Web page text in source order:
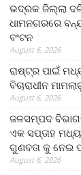
ଭଦ୍ରକ ଜିଲ୍ଲା
ଧାମନଗରରେ
ବଂଟନ
August 6, 2026
ରାଷ୍ଟ୍ର ପାଇଁ
ବିଚାରାଧୀନ
August 6, 2026
ଜଳସମ୍ପଦ
ଏକ ସପ୍ତାହ
ଗୁଣବତା କୁ ନେଇ
August 6, 2026